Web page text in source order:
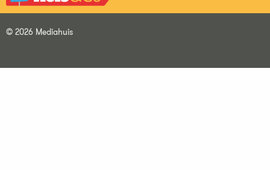
© 2026 Mediahuis